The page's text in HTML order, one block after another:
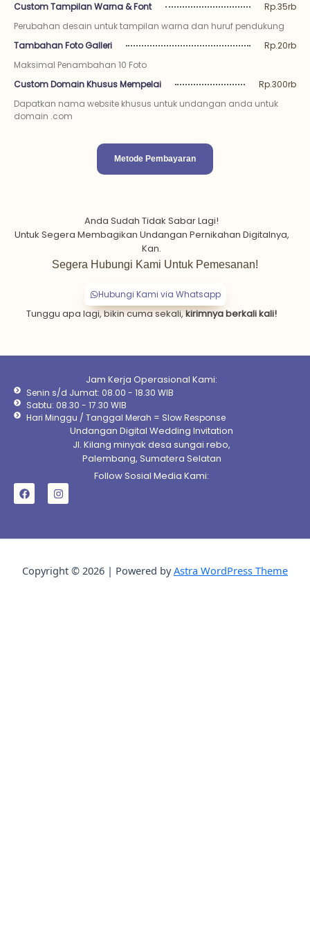
Custom Tampilan Warna & Font
Rp.35rb
Perubahan desain untuk tampilan warna dan huruf pendukung
Tambahan Foto Galleri
Rp.20rb
Maksimal Penambahan 10 Foto
Custom Domain Khusus Mempelai
Rp.300rb
Dapatkan nama website khusus untuk undangan anda untuk
domain .com
Metode Pembayaran
Anda Sudah Tidak Sabar Lagi!
Untuk Segera Membagikan Undangan Pernikahan Digitalnya,
Kan.
Segera Hubungi Kami Untuk Pemesanan!
Hubungi Kami via Whatsapp
Tunggu apa lagi, bikin cuma sekali,kirimnya berkali kali!
Jam Kerja Operasional Kami:
Senin s/d Jumat: 08.00 - 18.30 WIB
Sabtu: 08.30 - 17.30 WIB
Hari Minggu / Tanggal Merah = Slow Response
Undangan Digital Wedding Invitation
Jl. Kilang minyak desa sungai rebo,
Palembang, Sumatera Selatan
Follow Sosial Media Kami:
F
a
c
o
I
n
s
g
m
Copyright © 2026 | Powered byAstra WordPress Theme